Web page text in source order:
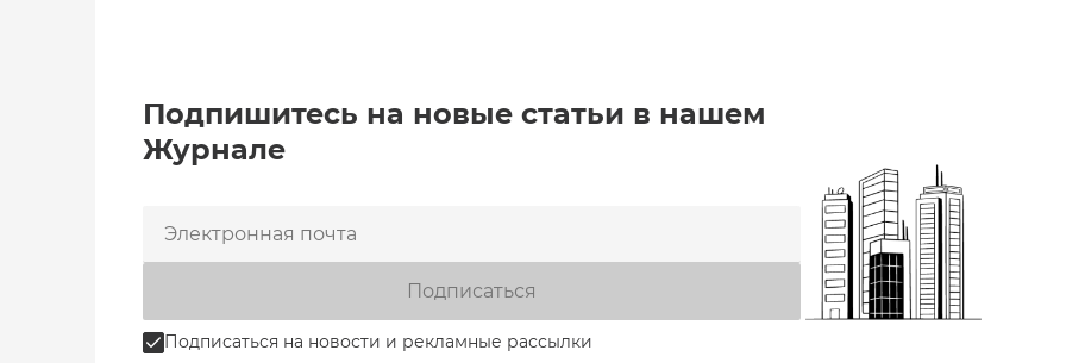
Подпишитесь на новые статьи в нашем
Журнале
Подписаться на новости и рекламные рассылки
Подписаться